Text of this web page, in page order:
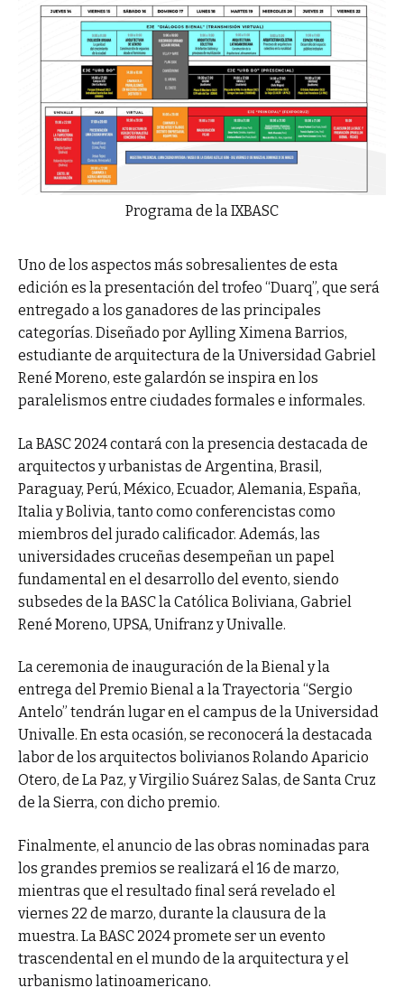
Programa de la IXBASC
Uno de los aspectos más sobresalientes de esta
edición es la presentación del trofeo “Duarq”, que será
entregado a los ganadores de las principales
categorías. Diseñado por Aylling Ximena Barrios,
estudiante de arquitectura de la Universidad Gabriel
René Moreno, este galardón se inspira en los
paralelismos entre ciudades formales e informales.
La BASC 2024 contará con la presencia destacada de
arquitectos y urbanistas de Argentina, Brasil,
Paraguay, Perú, México, Ecuador, Alemania, España,
Italia y Bolivia, tanto como conferencistas como
miembros del jurado calificador. Además, las
universidades cruceñas desempeñan un papel
fundamental en el desarrollo del evento, siendo
subsedes de la BASC la Católica Boliviana, Gabriel
René Moreno, UPSA, Unifranz y Univalle.
La ceremonia de inauguración de la Bienal y la
entrega del Premio Bienal a la Trayectoria “Sergio
Antelo” tendrán lugar en el campus de la Universidad
Univalle. En esta ocasión, se reconocerá la destacada
labor de los arquitectos bolivianos Rolando Aparicio
Otero, de La Paz, y Virgilio Suárez Salas, de Santa Cruz
de la Sierra, con dicho premio.
Finalmente, el anuncio de las obras nominadas para
los grandes premios se realizará el 16 de marzo,
mientras que el resultado final será revelado el
viernes 22 de marzo, durante la clausura de la
muestra. La BASC 2024 promete ser un evento
trascendental en el mundo de la arquitectura y el
urbanismo latinoamericano.